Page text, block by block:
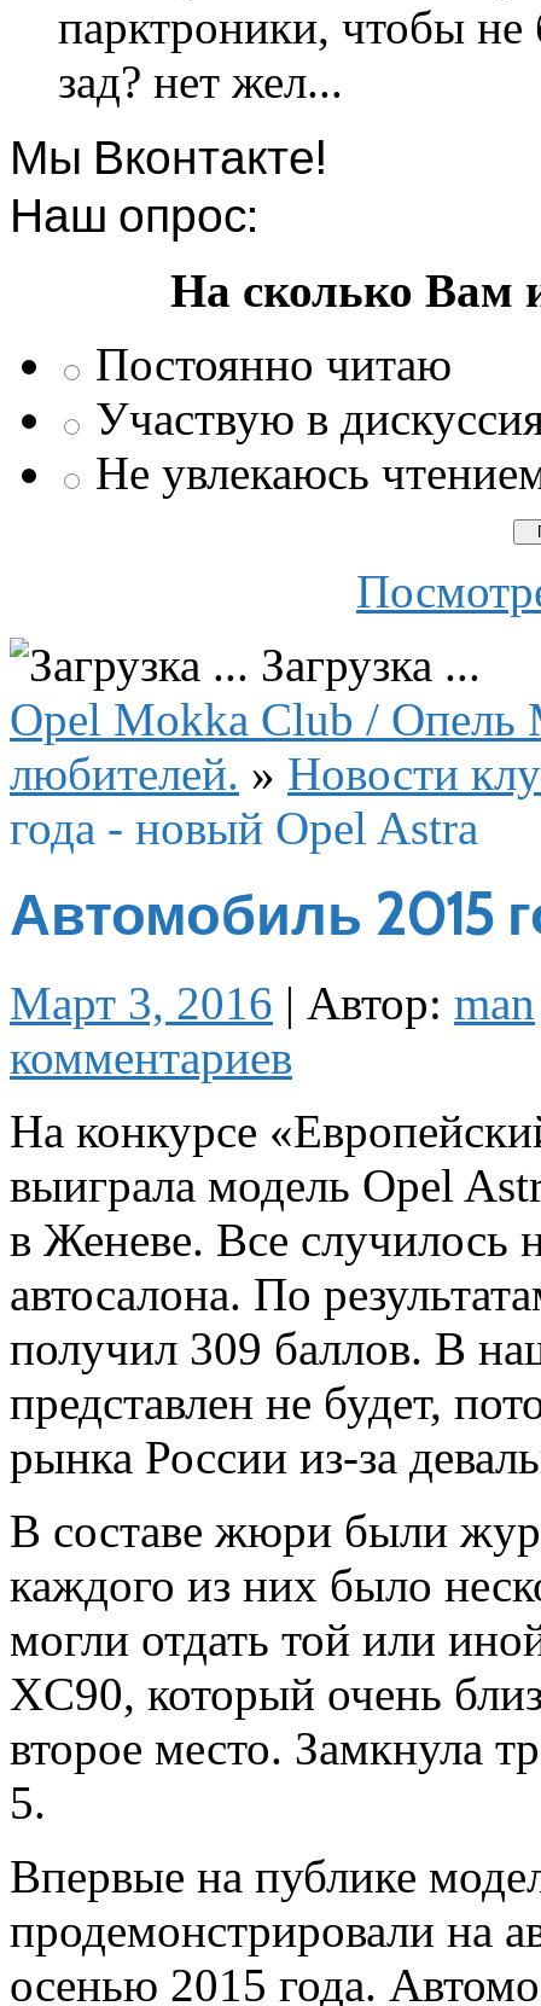
парктроники, чтобы
зад? нет жел...
Мы Вконтакте!
Наш опрос:
На сколько Вам
Постоянно читаю
Участвую в
Не увлекаюсь
Загрузка ...
Opel Mokka Club / Опель
любителей. » Новости
года - новый Opel Astra
Автомобиль 2015
Март 3, 2016 | Автор: man
комментариев
На конкурсе
выиграла модель Opel
в Женеве. Все случилось
автосалона. По
получил 309 баллов. В
представлен не будет,
рынка России из-за
В составе жюри были
каждого из них было
могли отдать той или
XC90, который очень
второе место. Замкнула
5.
Впервые на публике
продемонстрировали на
осенью 2015 года.